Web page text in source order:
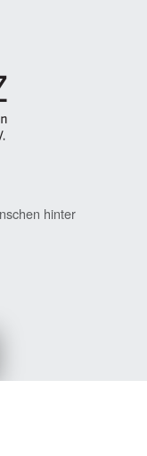
hinter